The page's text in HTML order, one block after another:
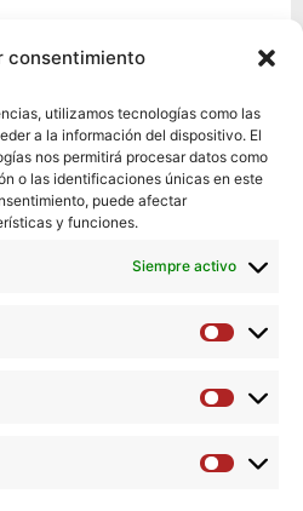
consentimiento
utilizamos tecnologías como las
a la información del dispositivo. El
nos permitirá procesar datos como
o las identificaciones únicas en este
puede afectar
y funciones.
Siempre activo
tesis doctoral
Descargar PDF
artículo publicado en